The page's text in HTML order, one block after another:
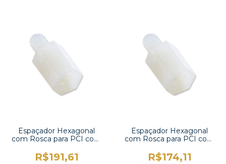
Espaçador Hexagonal
com Rosca para PCI com
R$191,61
Espaçador Hexagonal
com Rosca para PCI com
R$174,11